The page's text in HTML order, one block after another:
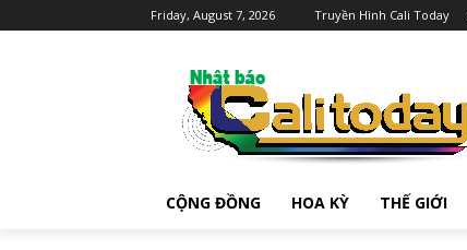
Friday, August 7, 2026 Truyền Hình Cali Today
CỘNG ĐỒNG HOA KỲ THẾ GIỚI